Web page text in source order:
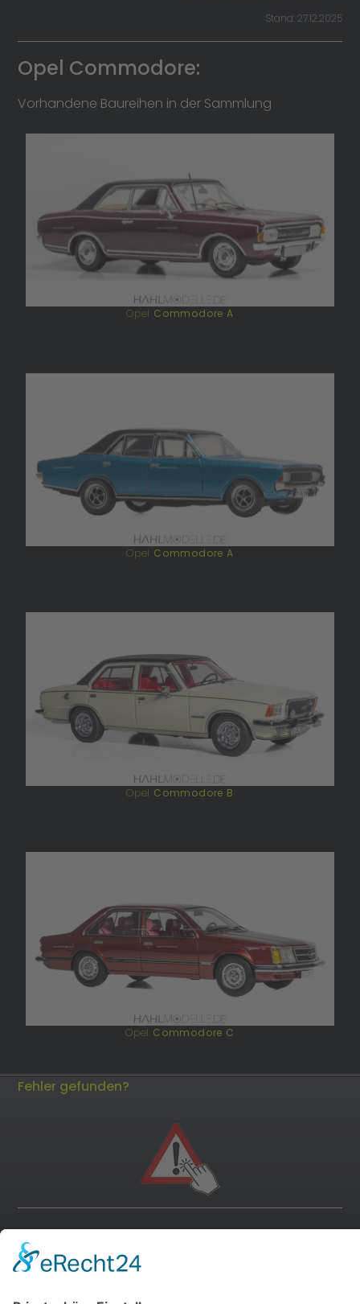
Stand: 27.12.2025
Opel Commodore:
Vorhandene Baureihen in der Sammlung
Opel Commodore A
Opel Commodore A
Opel Commodore B
Opel Commodore C
andere Webseiten
Fehler gefunden?